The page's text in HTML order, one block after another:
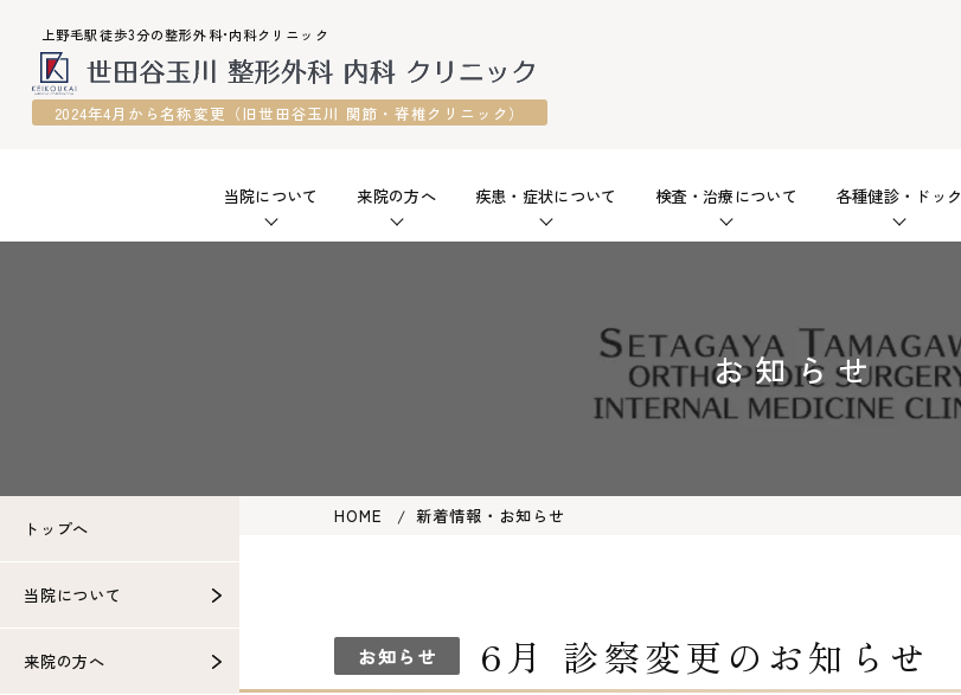
上野毛駅徒歩3分の整形外科•内科クリニック
2024年4月から名称変更（旧世田谷玉川 関節・脊椎クリニック）
当院について 来院の方へ 疾患・症状について 検査・治療について 各種健診・ドック
お知らせ
トップへ
当院について
来院の方へ
HOME 新着情報・お知らせ
お知らせ 6月 診察変更のお知らせ